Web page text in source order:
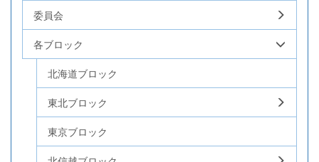
委員会
各ブロック
北海道ブロック
東北ブロック
東京ブロック